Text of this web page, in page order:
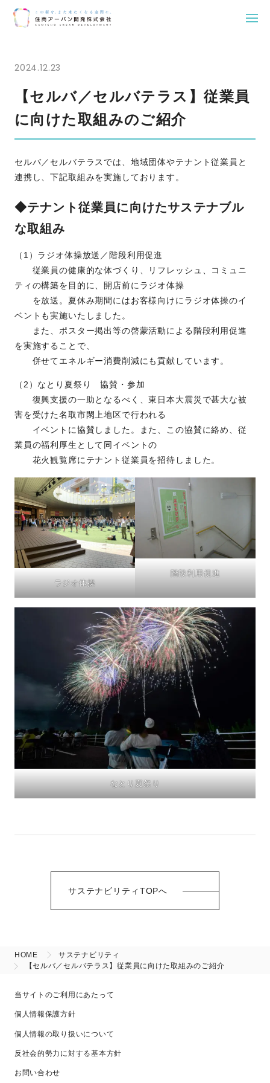
content2024.12.23
【セルバ／セルバテラス】従業員
に向けた取組みのご紹介
セルバ／セルバテラスでは、地域団体やテナント従業員と
連携し、下記取組みを実施しております。
◆テナント従業員に向けたサステナブル
な取組み
（1）ラジオ体操放送／階段利用促進
従業員の健康的な体づくり、リフレッシュ、コミュニ
ティの構築を目的に、開店前にラジオ体操
を放送。夏休み期間にはお客様向けにラジオ体操のイ
ベントも実施いたしました。
また、ポスター掲出等の啓蒙活動による階段利用促進
を実施することで、
併せてエネルギー消費削減にも貢献しています。
（2）なとり夏祭り 協賛・参加
復興支援の一助となるべく、東日本大震災で甚大な被
害を受けた名取市閖上地区で行われる
イベントに協賛しました。また、この協賛に絡め、従
業員の福利厚生として同イベントの
花火観覧席にテナント従業員を招待しました。
ラジオ体操
階段利用促進
なとり夏祭り
サステナビリティTOPへ
HOME
サステナビリティ
【セルバ／セルバテラス】従業員に向けた取組みのご紹介
当サイトのご利用にあたって
個人情報保護方針
個人情報の取り扱いについて
反社会的勢力に対する基本方針
お問い合わせ